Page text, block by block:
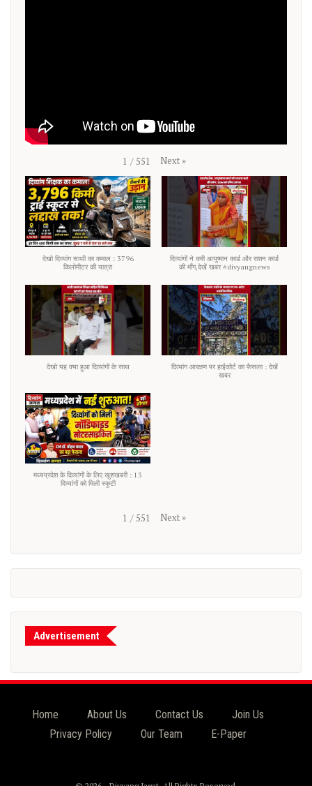
1 / 551 Next »
देखो दिव्यांग साथी का कमाल : 3796
किलोमीटर की यात्रा
दिव्यांगों ने करी आयुष्मान कार्ड और राशन कार्ड
की माँग,देखें खबर #divyangnews
देखो यह क्या हुआ दिव्यांगों के साथ
दिव्यांग आरक्षण पर हाईकोर्ट का फैसला : देखें
खबर
मध्यप्रदेश के दिव्यांगों के लिए खुशखबरी : 13
दिव्यांगों को मिली स्कूटी
1 / 551 Next »
Advertisement
Home About Us Contact Us
Join Us
Privacy Policy
Our Team E-Paper